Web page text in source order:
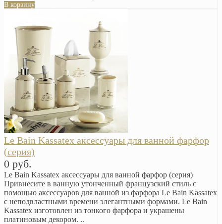
В корзину
Le Bain Kassatex аксессуары для ванной фарфор
(серия)
0 руб.
Le Bain Kassatex аксессуары для ванной фарфор (серия)
Привнесите в ванную утонченный французский стиль с
помощью аксессуаров для ванной из фарфора Le Bain Kassatex
с неподвластными времени элегантными формами. Le Bain
Kassatex изготовлен из тонкого фарфора и украшены
платиновым декором. ..